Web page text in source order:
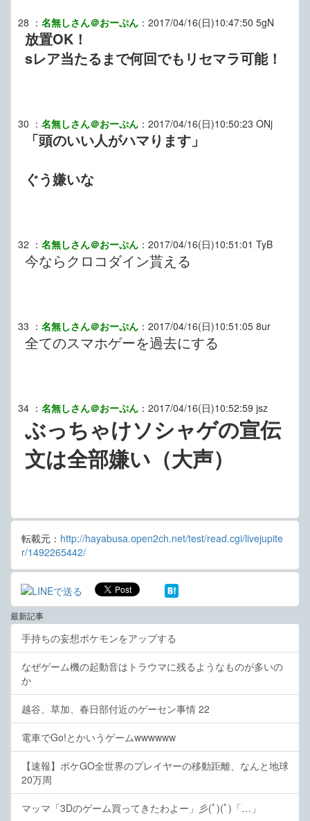
28 ： 名無しさん＠おーぷん ： 2017/04/16(日)10:47:50 5gN
放置OK！
sレア当たるまで何回でもリセマラ可能！
30 ： 名無しさん＠おーぷん ： 2017/04/16(日)10:50:23 ONj
「頭のいい人がハマります」
ぐう嫌いな
32 ： 名無しさん＠おーぷん ： 2017/04/16(日)10:51:01 TyB
今ならクロコダイン貰える
33 ： 名無しさん＠おーぷん ： 2017/04/16(日)10:51:05 8ur
全てのスマホゲーを過去にする
34 ： 名無しさん＠おーぷん ： 2017/04/16(日)10:52:59 jsz
ぶっちゃけソシャゲの宣伝
文は全部嫌い（大声）
転載元： http://hayabusa.open2ch.net/test/read.cgi/livejupite
r/1492265442/
最新記事
手持ちの妄想ポケモンをアップする
なぜゲーム機の起動音はトラウマに残るようなものが多いの
か
越谷、草加、春日部付近のゲーセン事情 22
電車でGo!とかいうゲームwwwwww
【速報】ポケGO全世界のプレイヤーの移動距離、なんと地球
20万周
マッマ「3Dのゲーム買ってきたわよー」彡(ﾟ)(ﾟ)「…」